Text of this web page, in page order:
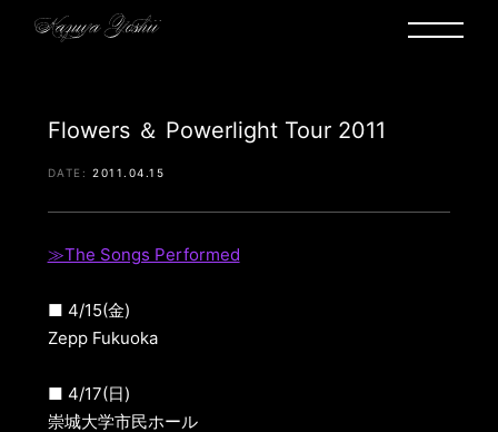
Flowers ＆ Powerlight Tour 2011
2011.04.15
≫The Songs Performed
■ 4/15(金)
Zepp Fukuoka
■ 4/17(日)
崇城大学市民ホール